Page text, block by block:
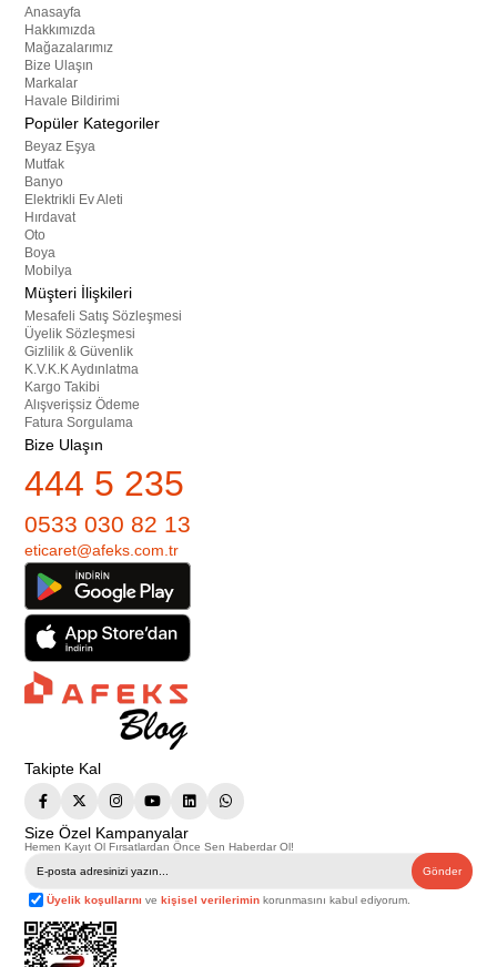
Anasayfa
Hakkımızda
Mağazalarımız
Bize Ulaşın
Markalar
Havale Bildirimi
Popüler Kategoriler
Beyaz Eşya
Mutfak
Banyo
Elektrikli Ev Aleti
Hırdavat
Oto
Boya
Mobilya
Müşteri İlişkileri
Mesafeli Satış Sözleşmesi
Üyelik Sözleşmesi
Gizlilik & Güvenlik
K.V.K.K Aydınlatma
Kargo Takibi
Alışverişsiz Ödeme
Fatura Sorgulama
Bize Ulaşın
444 5 235
0533 030 82 13
eticaret@afeks.com.tr
Takipte Kal
Size Özel Kampanyalar
Hemen Kayıt Ol Fırsatlardan Önce Sen Haberdar Ol!
Gönder
Üyelik koşullarını vekişisel verilerimin korunmasını kabul ediyorum.